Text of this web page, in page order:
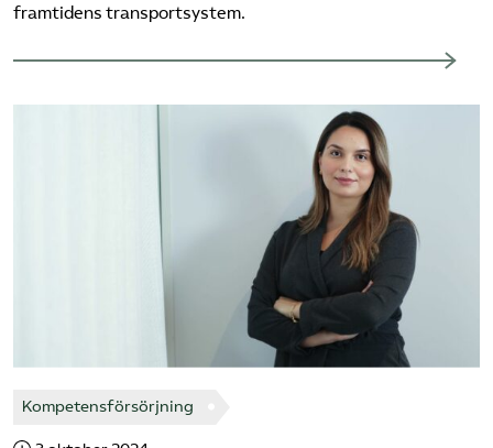
framtidens transportsystem.
Kompetensförsörjning